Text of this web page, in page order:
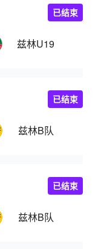
兹林U19
已结束
兹林B队
已结束
兹林B队
已结束